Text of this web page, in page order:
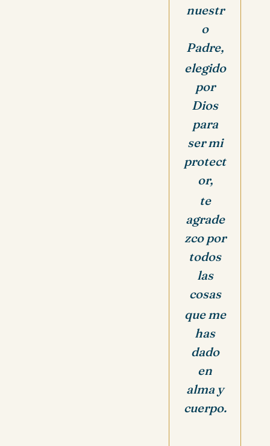
nuestr
o
Padre,
elegido
por
Dios
para
ser mi
protect
or,
te
agrade
zco por
todos
las
cosas
que me
has
dado
en
alma y
cuerpo.